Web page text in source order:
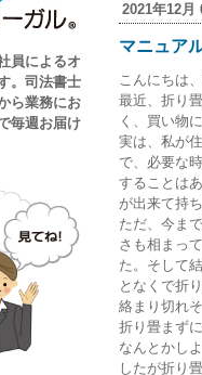
員によるオ
。司法書士
ら業務にお
毎週お届け
2021年12月
マニュア
こんにちは
最近、折り
く、買い物
実は、私が
で、必要な
することは
が出来て持
ただ、今ま
さも相まっ
た。そして
となくで折
絡まり切れ
折り畳まず
なんとかし
したが折り